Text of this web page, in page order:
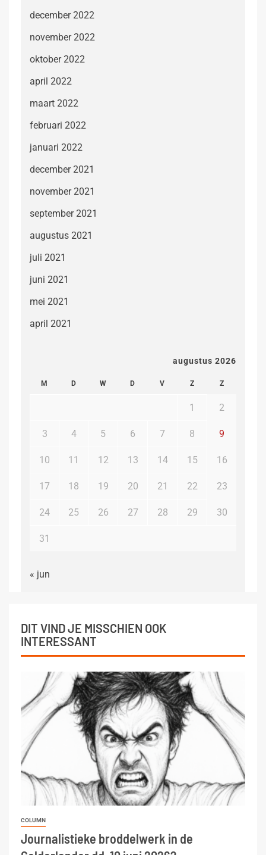
december 2022
november 2022
oktober 2022
april 2022
maart 2022
februari 2022
januari 2022
december 2021
november 2021
september 2021
augustus 2021
juli 2021
juni 2021
mei 2021
april 2021
augustus 2026
M D W D V Z Z
1 2
3 4 5 6 7 8 9
10 11 12 13 14 15 16
17 18 19 20 21 22 23
24 25 26 27 28 29 30
31
« jun
DIT VIND JE MISSCHIEN OOK
INTERESSANT
COLUMN
Journalistieke broddelwerk in de